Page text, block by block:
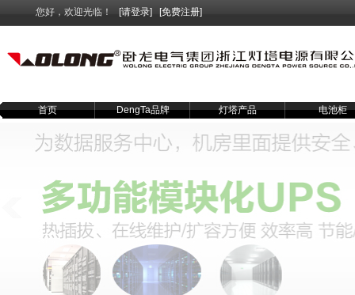
首页 DengTa品牌 灯塔产品 电池柜
您好，欢迎光临！ [请登录] [免费注册]